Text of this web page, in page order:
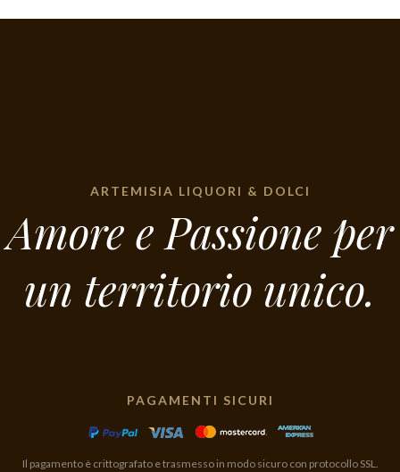
ARTEMISIA LIQUORI & DOLCI
Amore e Passione per
un territorio unico.
PAGAMENTI SICURI
Il pagamento è crittografato e trasmesso in modo sicuro con protocollo SSL.